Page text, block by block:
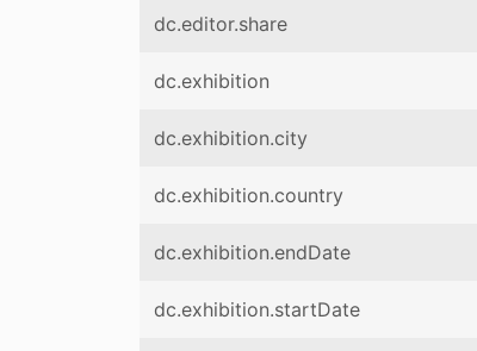
dc.editor.share
dc.exhibition
dc.exhibition.city
dc.exhibition.country
dc.exhibition.endDate
dc.exhibition.startDate